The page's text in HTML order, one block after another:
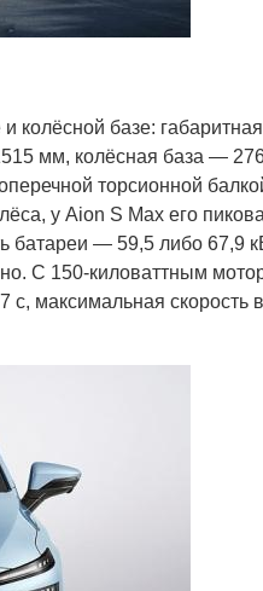
колёсной базе:
мм, колёсная база —
торсионной
у Aion S Max его
батареи — 59,5 либо 67,9
С 150-киловаттным
с, максимальная скорость